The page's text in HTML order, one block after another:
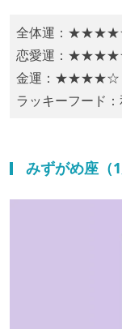
全体運：
恋愛運：
金運：★★★★☆
ラッキーフード
みずがめ座（